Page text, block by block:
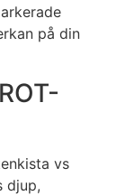
på din
vs
djup,